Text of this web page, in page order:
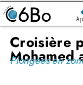
Croisière
Mohamed
Plongées en